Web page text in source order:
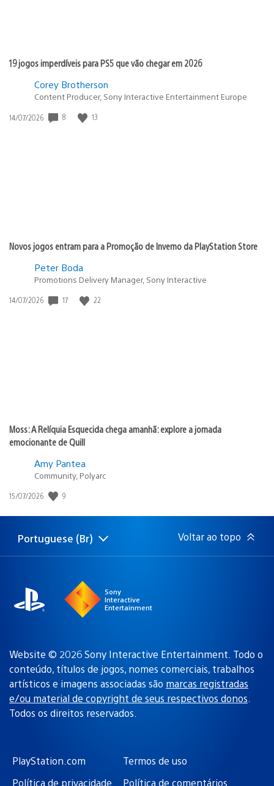
19 jogos imperdíveis para PS5 que vão chegar em 2026
Corey Brotherson
Content Producer, Sony Interactive Entertainment Europe
Data
14/07/2026 8 13
Novos jogos entram para a Promoção de Inverno da PlayStation Store
Peter Boda
Promotions Delivery Manager, Sony Interactive
Data
14/07/2026 17 22
Moss: A Relíquia Esquecida chega amanhã: explore a jornada
emocionante de Quill
Amy Pantea
Community, Polyarc
Data
publicação:
15/07/2026 9
Selecione
uma
Região
atual:
Portuguese (Br) Voltar ao topo
Sony
Interactive
Entertainment
Website © 2026 Sony Interactive Entertainment. Todo o
conteúdo, títulos de jogos, nomes comerciais, trabalhos
artísticos e imagens associadas são marcas registradas
e/ou material de copyright de seus respectivos donos.
Todos os direitos reservados.
PlayStation.com
Termos de uso
Política de privacidade
Política de comentários